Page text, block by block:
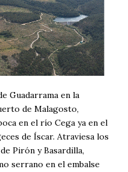
Guadarrama en la
de Malagosto,
en el río Cega ya en el
de Íscar. Atraviesa los
Pirón y Basardilla,
serrano en el embalse